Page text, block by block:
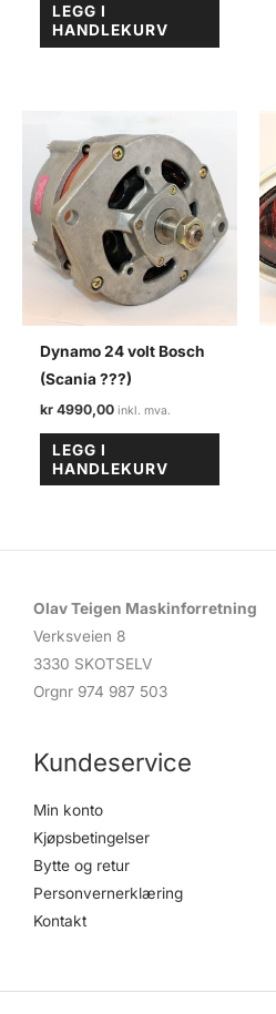
LEGG I
HANDLEKURV
Dynamo 24 volt Bosch
(Scania ???)
kr 4990,00
LEGG I
HANDLEKURV
Olav Teigen Maskinforretning
Verksveien 8
3330 SKOTSELV
Orgnr 974 987 503
Kundeservice
Min konto
Kjøpsbetingelser
Bytte og retur
Personvernerklæring
Kontakt